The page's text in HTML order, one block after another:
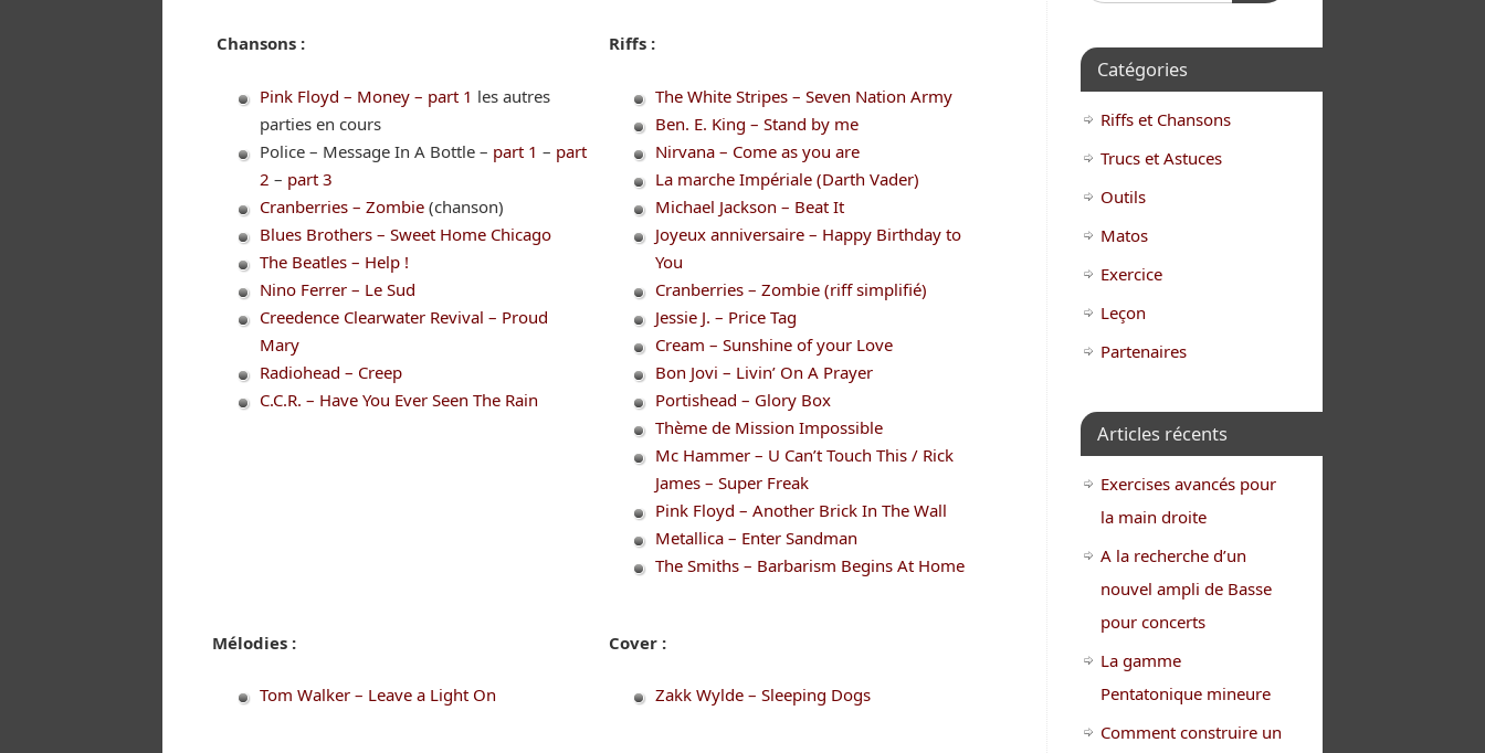
Chansons :
Pink Floyd – Money – part 1 les autres
parties en cours
Police – Message In A Bottle – part 1 – part
2 – part 3
Cranberries – Zombie(chanson)
Blues Brothers – Sweet Home Chicago
The Beatles – Help !
Nino Ferrer – Le Sud
Creedence Clearwater Revival – Proud
Mary
Radiohead – Creep
C.C.R. – Have You Ever Seen The Rain
Riffs :
The White Stripes – Seven Nation Army
Ben. E. King – Stand by me
Nirvana – Come as you are
La marche Impériale (Darth Vader)
Michael Jackson – Beat It
Joyeux anniversaire – Happy Birthday to
You
Cranberries – Zombie (riff simplifié)
Jessie J. – Price Tag
Cream – Sunshine of your Love
Bon Jovi – Livin’ On A Prayer
Portishead – Glory Box
Thème de Mission Impossible
Mc Hammer – U Can’t Touch This / Rick
James – Super Freak
Pink Floyd – Another Brick In The Wall
Metallica – Enter Sandman
The Smiths – Barbarism Begins At Home
Mélodies :
Tom Walker – Leave a Light On
Cover :
Zakk Wylde – Sleeping Dogs
Catégories
Riffs et Chansons
Trucs et Astuces
Outils
Matos
Exercice
Leçon
Partenaires
Articles récents
Exercises avancés pour
la main droite
A la recherche d’un
nouvel ampli de Basse
pour concerts
La gamme
Pentatonique mineure
Comment construire un